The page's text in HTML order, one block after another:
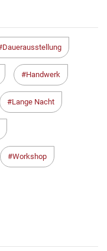
Dauerausstellung
Handwerk
Lange Nacht
Workshop